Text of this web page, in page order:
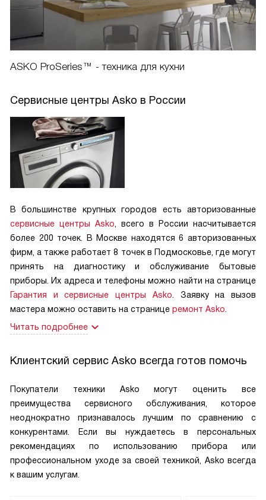
ASKO ProSeries™ - техника для кухни
Сервисные центры Asko в России
В большинстве крупных городов есть авторизованные
сервисные центры Asko, всего в России насчитывается
более 200 точек. В Москве находятся 6 авторизованных
фирм, а также работает 8 точек в Подмосковье, где могут
принять на диагностику и обслуживание бытовые
приборы. Их адреса и телефоны можно найти на странице
Гарантия и сервисные центры Asko. Заявку на вызов
мастера можно оставить на странице ремонт Asko.
Читать подробнее
Клиентский сервис Asko всегда готов помочь
Покупатели техники Asko могут оценить все
преимущества сервисного обслуживания, которое
неоднократно признавалось лучшим по сравнению с
конкурентами. Если вы нуждаетесь в персональных
рекомендациях по использованию прибора или
профессиональном уходе за своей техникой, Asko всегда
к вашим услугам.